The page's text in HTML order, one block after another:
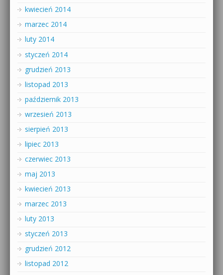
kwiecień 2014
marzec 2014
luty 2014
styczeń 2014
grudzień 2013
listopad 2013
październik 2013
wrzesień 2013
sierpień 2013
lipiec 2013
czerwiec 2013
maj 2013
kwiecień 2013
marzec 2013
luty 2013
styczeń 2013
grudzień 2012
listopad 2012